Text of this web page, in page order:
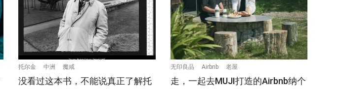
托尔金 中洲 魔戒
没看过这本书，不能说真正了解托
无印良品 Airbnb 老屋
走，一起去MUJI打造的Airbnb纳个